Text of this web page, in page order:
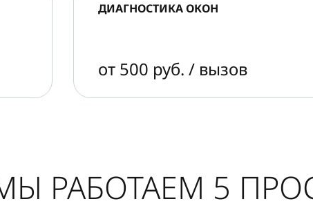
ДИАГНОСТИКА ОКОН
от 500 руб. / вызов
РАБОТАЕМ 5